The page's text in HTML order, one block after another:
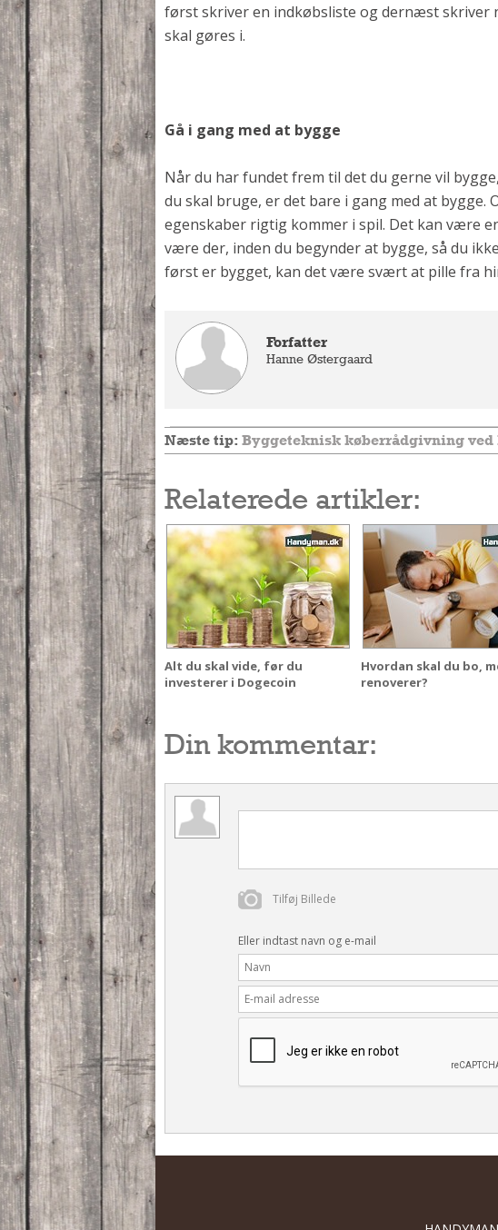
først skriver en indkøbsliste og dernæst skriver
skal gøres i.
Gå i gang med at bygge
Når du har fundet frem til det du gerne vil
du skal bruge, er det bare i gang med at bygge.
egenskaber rigtig kommer i spil. Det kan være
være der, inden du begynder at bygge, så du
først er bygget, kan det være svært at pille fra
Forfatter
Hanne Østergaard
Næste tip: Byggeteknisk køberrådgivning
Relaterede artikler:
Alt du skal vide, før du
investerer i Dogecoin
Hvordan skal du bo,
renoverer?
Din kommentar:
Tilføj Billede
Eller indtast navn og e-mail